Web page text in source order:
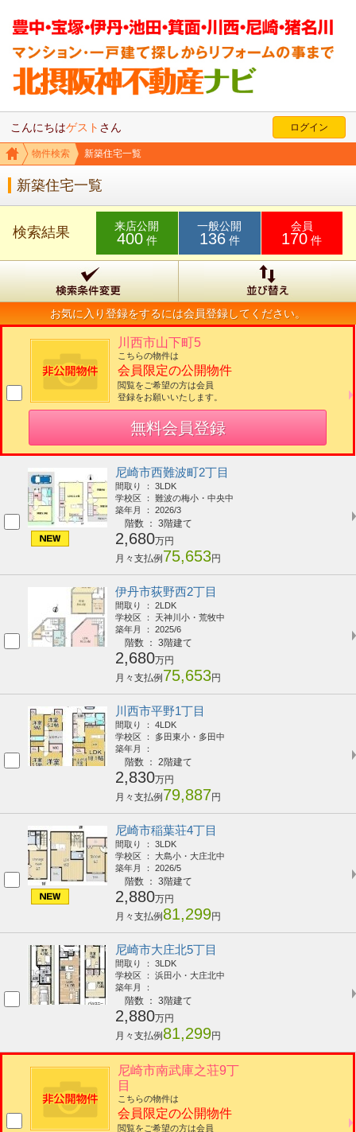
こんにちはゲスト さん ログイン
物件検索 新築住宅一覧
新築住宅一覧
検索結果 来店公開
400件
一般公開
136件
会員
170 件
お気に入り登録をするには会員登録してください。
川西市山下町5
こちらの物件は
会員限定の公開物件
閲覧をご希望の方は会員
登録をお願いいたします。
無料会員登録
尼崎市西難波町2丁目
間取り ： 3LDK
学校区 ： 難波の梅小・中央中
築年月 ： 2026/3
階数 ： 3階建て
2,680万円
月々支払例 75,653円
伊丹市荻野西2丁目
間取り ： 2LDK
学校区 ： 天神川小・荒牧中
築年月 ： 2025/6
階数 ： 3階建て
2,680万円
月々支払例 75,653円
川西市平野1丁目
間取り ： 4LDK
学校区 ： 多田東小・多田中
築年月 ：
階数 ： 2階建て
2,830万円
月々支払例 79,887円
尼崎市稲葉荘4丁目
間取り ： 3LDK
学校区 ： 大島小・大庄北中
築年月 ： 2026/5
階数 ： 3階建て
2,880万円
月々支払例 81,299円
尼崎市大庄北5丁目
間取り ： 3LDK
学校区 ： 浜田小・大庄北中
築年月 ：
階数 ： 3階建て
2,880万円
月々支払例 81,299円
尼崎市南武庫之荘9丁
目
こちらの物件は
会員限定の公開物件
閲覧をご希望の方は会員